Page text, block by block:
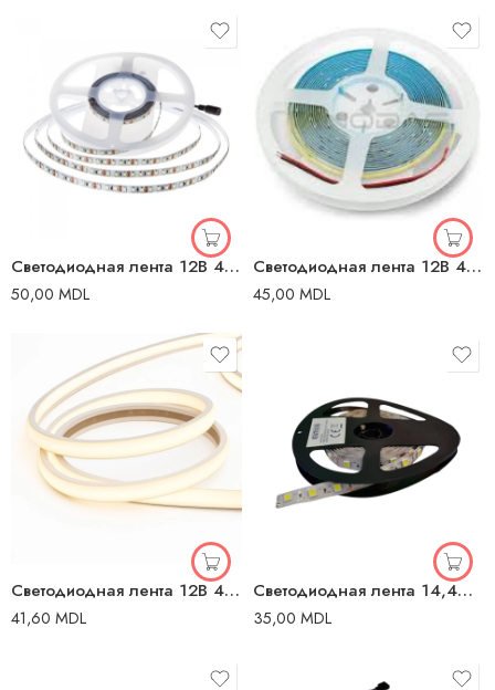
Светодиодная лента 12В 4000K 12В 120 лед/м
50,00 MDL
Светодиодная лента 12В 4000K 12В 5m ИП20 ИП20 5m Элмос
45,00 MDL
Светодиодная лента 12В 4000K 24B 5m ИП20 ИП20 5m Элмос
41,60 MDL
Светодиодная лента 14,4W 2700K 12В 60 лед/м ИП20 5m Злмос
35,00 MDL